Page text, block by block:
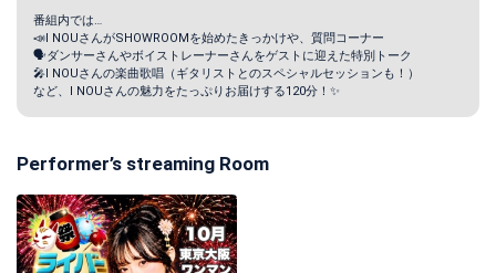
番組内では…
📣I NOUさんがSHOWROOMを始めたきっかけや、質問コーナー
🗣️ダンサーさんやボイストレーナーさんをゲストに迎えた特別トーク
🎤I NOUさんの楽曲歌唱（ギタリストとのスペシャルセッションも！）
Performer’s streaming Room